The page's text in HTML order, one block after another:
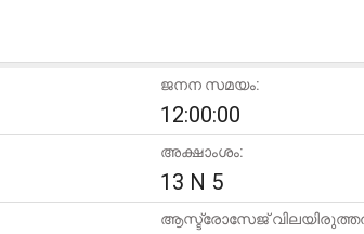
ജനന സമയം:
12:00:00
അക്ഷാംശം:
13 N 5
ആസ്ട്രോസേജ്